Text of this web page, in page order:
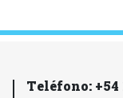
Teléfono: +54